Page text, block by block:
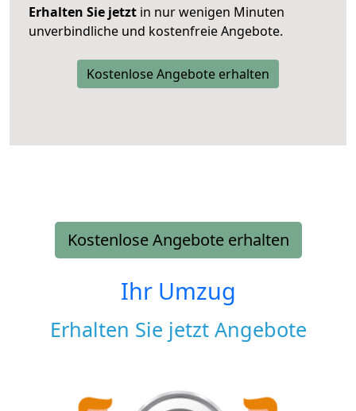
Erhalten Sie jetzt in nur wenigen Minuten
unverbindliche und kostenfreie Angebote.
Kostenlose Angebote erhalten
Kostenlose Angebote erhalten
Ihr Umzug
Erhalten Sie jetzt Angebote